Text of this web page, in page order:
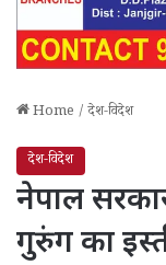
Home / देश-विदेश
देश-विदेश
नेपाल
गुरुंग का